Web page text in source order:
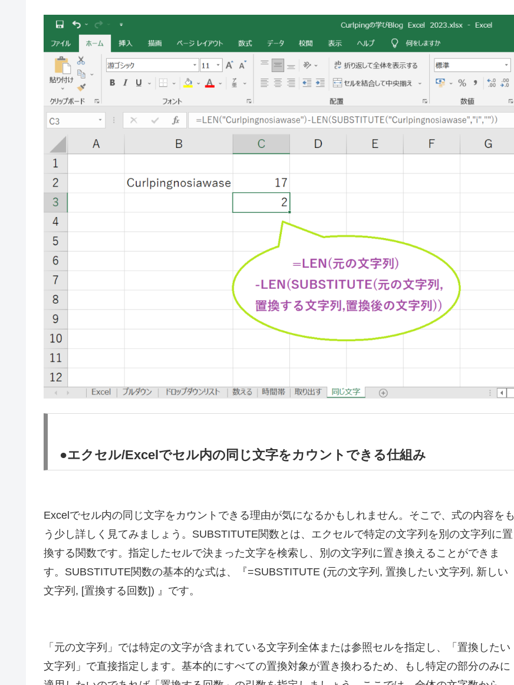
●エクセル/Excelでセル内の同じ文字をカウントできる仕組み
Excelでセル内の同じ文字をカウントできる理由が気になるかもしれません。そこで、式の内容をも
う少し詳しく見てみましょう。SUBSTITUTE関数とは、エクセルで特定の文字列を別の文字列に置
換する関数です。指定したセルで決まった文字を検索し、別の文字列に置き換えることができま
す。SUBSTITUTE関数の基本的な式は、『=SUBSTITUTE (元の文字列, 置換したい文字列, 新しい
文字列, [置換する回数]) 』です。
「元の文字列」では特定の文字が含まれている文字列全体または参照セルを指定し、「置換したい
文字列」で直接指定します。基本的にすべての置換対象が置き換わるため、もし特定の部分のみに